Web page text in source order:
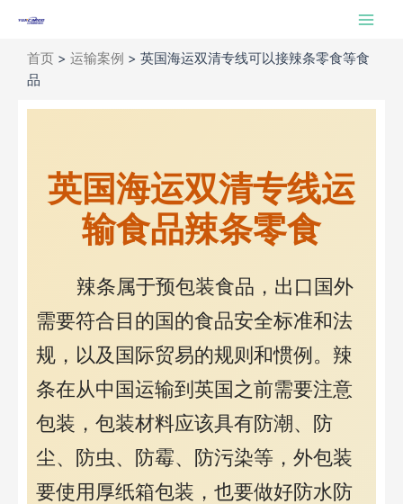
Main
首页 > 运输案例 > 英国海运双清专线可以接辣条零食等食
品
英国海运双清专线运
输食品辣条零食
辣条属于预包装食品，出口国外
需要符合目的国的食品安全标准和法
规，以及国际贸易的规则和惯例。辣
条在从中国运输到英国之前需要注意
包装，包装材料应该具有防潮、防
尘、防虫、防霉、防污染等，外包装
要使用厚纸箱包装，也要做好防水防